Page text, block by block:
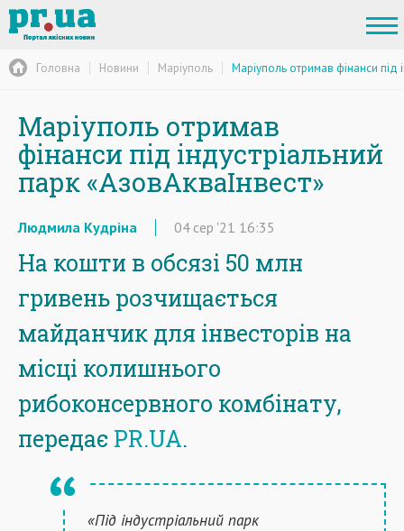
Головна Новини Маріуполь Маріуполь отримав фінанси під
Маріуполь отримав
фінанси під індустріальний
парк «АзовАкваІнвест»
Людмила Кудріна 04 сер '21 16:35
На кошти в обсязі 50 млн
гривень розчищається
майданчик для інвесторів на
місці колишнього
рибоконсервного комбінату,
передає PR.UA.
«Під індустріальний парк